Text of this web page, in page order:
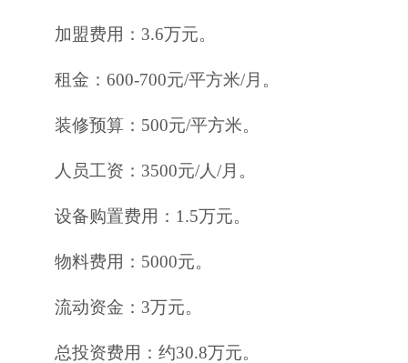
加盟费用：3.6万元。
租金：600-700元/平方米/月。
装修预算：500元/平方米。
人员工资：3500元/人/月。
设备购置费用：1.5万元。
物料费用：5000元。
流动资金：3万元。
总投资费用：约30.8万元。